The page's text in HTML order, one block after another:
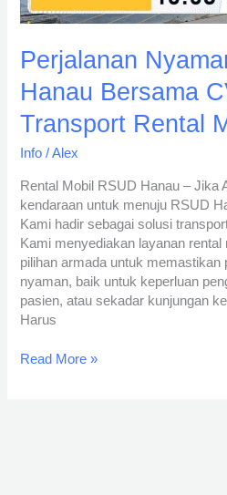
Perjalanan
Hanau Bersama
Transport Rental
Info /Alex
Rental Mobil RSUD Hanau – Jika
kendaraan untuk menuju RSUD
Kami hadir sebagai solusi
Kami menyediakan layanan rental
pilihan armada untuk memastikan
nyaman, baik untuk keperluan
pasien, atau sekadar kunjungan
Harus
Mobil
Read More »